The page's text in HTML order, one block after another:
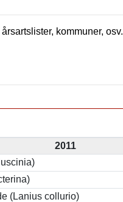
kommuner, osv.
2011
(Lanius collurio)